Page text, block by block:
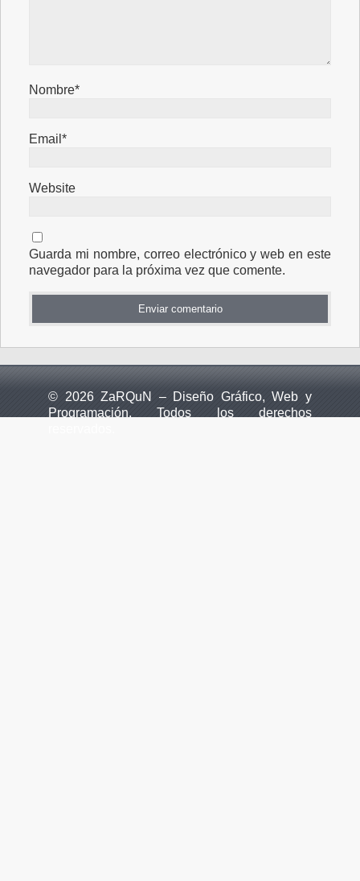
Nombre*
Email*
Website
Guarda mi nombre, correo electrónico y web en este
navegador para la próxima vez que comente.
© 2026 ZaRQuN – Diseño Gráfico, Web y
Programación. Todos los derechos